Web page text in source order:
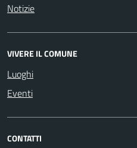
Notizie
VIVERE IL COMUNE
Luoghi
Eventi
CONTATTI